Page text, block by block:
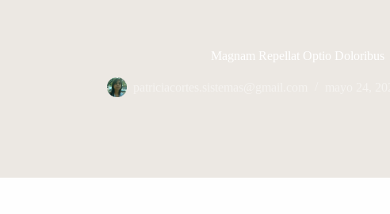
Magnam Repellat Optio Doloribus